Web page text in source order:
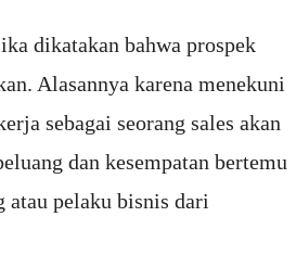
dikatakan bahwa prospek
Alasannya karena menekuni
sebagai seorang sales akan
dan kesempatan bertemu
atau pelaku bisnis dari